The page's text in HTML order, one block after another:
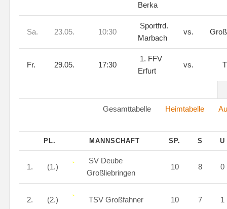
Berka
Sa. 23.05. 10:30
Sportfrd.
Marbach
vs.
Fr. 29.05. 17:30
1. FFV
Erfurt
vs.
Gesamttabelle Heimtabelle
PL. MANNSCHAFT SP. S U
1. (1.)
SV Deube
Großliebringen
10 8 0
2. (2.) TSV Großfahner 10 7 1